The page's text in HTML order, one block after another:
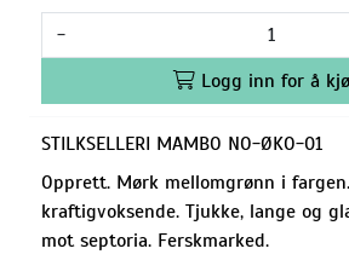
-
Logg inn for å
STILKSELLERI MAMBO NO-ØKO-01
Opprett. Mørk mellomgrønn i
kraftigvoksende. Tjukke, lange og
mot septoria. Ferskmarked.